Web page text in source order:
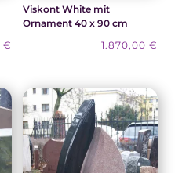
€
Viskont White mit
Ornament 40 x 90 cm
1.870,00€